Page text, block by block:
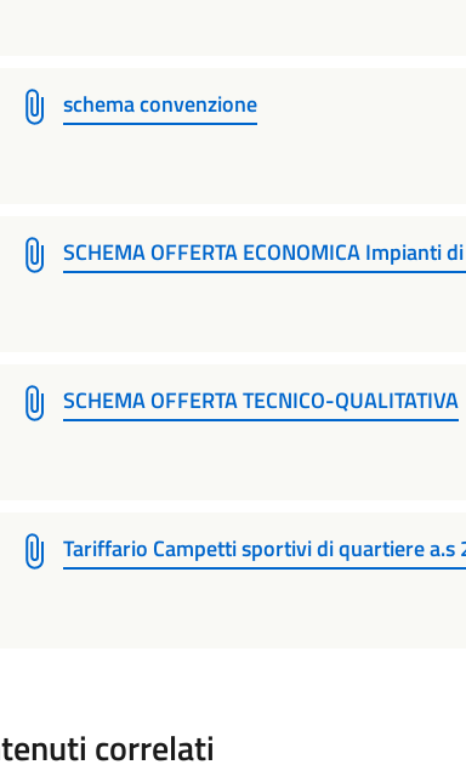
schema convenzione
SCHEMA OFFERTA ECONOMICA Impianti
SCHEMA OFFERTA TECNICO-QUALITATIVA
Tariffario Campetti sportivi di quartiere a.s
correlati